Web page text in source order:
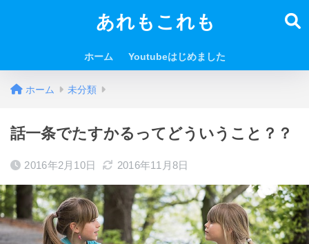
あれもこれも
ホーム Youtubeはじめました
ホーム 未分類
話一条でたすかるってどういうこと？？
2016年2月10日 2016年11月8日